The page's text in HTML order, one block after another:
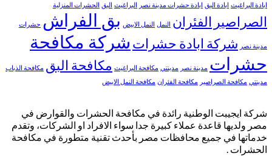
ابادة البراغيث ابادة البق ابادة حشرات مدينة نصر البراغيث البق الحشرات المنزلية
الصراصير الفئران النمل النمل الابيض بق الفراش حشرات
مدينة نصر شركة ابادة حشرات شركة مكافحة
حشرات مدينة نصر مدينتي مكافحة البراغيث مكافحة البق مكافحة الذباب
مدينتي مكافحة الصراصير مكافحة الفئران مكافحة النمل الابيض
شركة ايجيبت الوطنية رائدة في مكافحة الحشرات والقوارض في
مصر ولديها قاعدة عملاء كبيرة جدا سواء الافراد او الشركات، وتقدم
خدماتها في جميع محافظات مصر بأحدث تقنية متطورة في مكافحة
الحشرات .